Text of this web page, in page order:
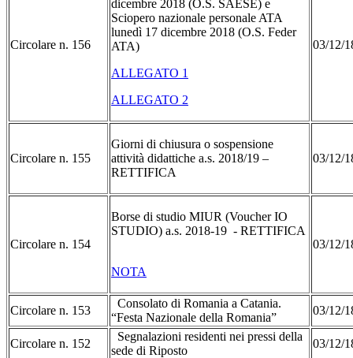
Circolare n. 156
dicembre 2018 (O.S. SAESE) e
Sciopero nazionale personale ATA
lunedì 17 dicembre 2018 (O.S. Feder
ATA)
ALLEGATO 1
ALLEGATO 2
03/12/
Circolare n. 155
Giorni di chiusura o sospensione
attività didattiche a.s. 2018/19 –
RETTIFICA
03/12/
Circolare n. 154
Borse di studio MIUR (Voucher IO
STUDIO) a.s. 2018-19 - RETTIFICA
NOTA
03/12/
Circolare n. 153
Consolato di Romania a Catania.
“Festa Nazionale della Romania”
03/12/
Circolare n. 152
Segnalazioni residenti nei pressi della
sede di Riposto
03/12/